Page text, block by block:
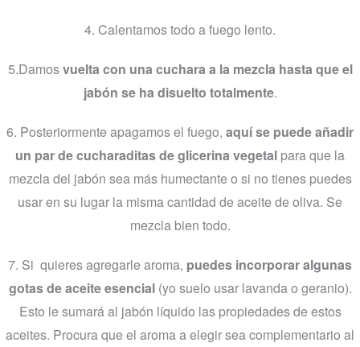
4. Calentamos todo a fuego lento.
5.Damosvuelta con una cuchara a la mezcla hasta que el
jabón se ha disuelto totalmente.
6. Posteriormente apagamos el fuego, aquí se puede añadir
un par de cucharaditas de glicerina vegetal para que la
mezcla del jabón sea más humectante o si no tienes puedes
usar en su lugar la misma cantidad de aceite de oliva. Se
mezcla bien todo.
7. Si quieres agregarle aroma, puedes incorporar algunas
gotas de aceite esencial(yo suelo usar lavanda o geranio).
Esto le sumará al jabón líquido las propiedades de estos
aceites. Procura que el aroma a elegir sea complementario al